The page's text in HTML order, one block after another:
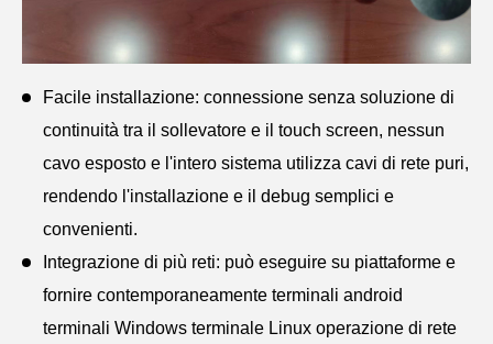
Facile installazione: connessione senza soluzione di
continuità tra il sollevatore e il touch screen, nessun
cavo esposto e l'intero sistema utilizza cavi di rete puri,
rendendo l'installazione e il debug semplici e
convenienti.
Integrazione di più reti: può eseguire su piattaforme e
fornire contemporaneamente terminali android
terminali Windows terminale Linux operazione di rete